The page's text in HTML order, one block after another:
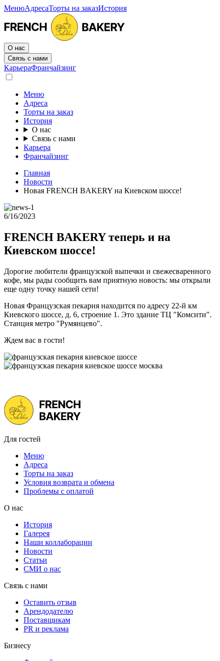
МенюАдресаТорты на заказИстория
О нас
Связь с нами
КарьераФранчайзинг
Меню
Адреса
Торты на заказ
История
О нас
Связь с нами
Карьера
Франчайзинг
Главная
Новости
Новая FRENCH BAKERY на Киевском шоссе!
6/16/2023
FRENCH BAKERY теперь и на
Киевском шоссе!
Дорогие любители французской выпечки и свежесваренного
кофе, мы рады сообщить вам приятную новость: мы открыли
еще одну точку нашей сети!
Новая Французская пекарня находится по адресу 22-й км
Киевского шоссе, д. 6, строение 1. Это здание ТЦ "Комсити".
Станция метро "Румянцево".
Ждем вас в гости!
Для гостей
Меню
Адреса
Торты на заказ
Условия возврата и обмена
Проблемы с оплатой
О нас
История
Галерея
Наши коллаборации
Новости
Статьи
СМИ о нас
Связь с нами
Оставить отзыв
Арендодателю
Поставщикам
PR и реклама
Бизнесу